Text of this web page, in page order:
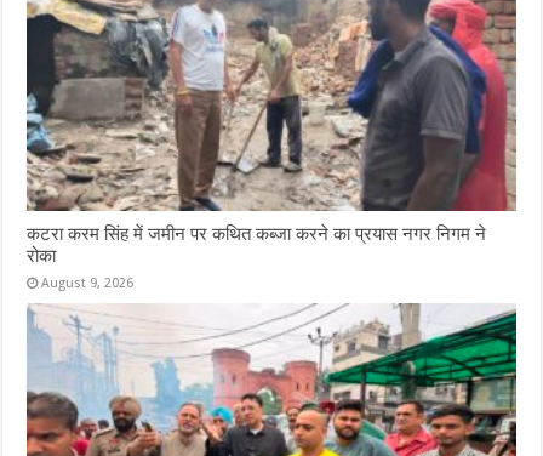
कटरा करम सिंह में जमीन पर कथित कब्जा करने का प्रयास नगर निगम ने
रोका
August 9, 2026